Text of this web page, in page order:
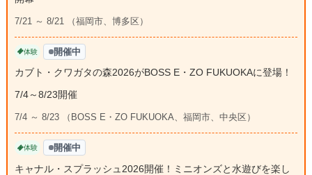
7/21 ～ 8/21 （福岡市、博多区）
体験 開催中
カブト・クワガタの森2026がBOSS E・ZO FUKUOKAに登場！
7/4～8/23開催
7/4 ～ 8/23 （BOSS E・ZO FUKUOKA、福岡市、中央区）
体験 開催中
キャナル・スプラッシュ2026開催！ミニオンズと水遊びを楽し